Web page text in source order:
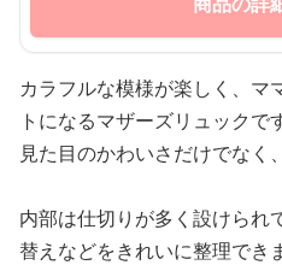
カラフルな模様が楽しく、マ
トになるマザーズリュックです
見た目のかわいさだけでなく
内部は仕切りが多く設けられ
替えなどをきれいに整理でき